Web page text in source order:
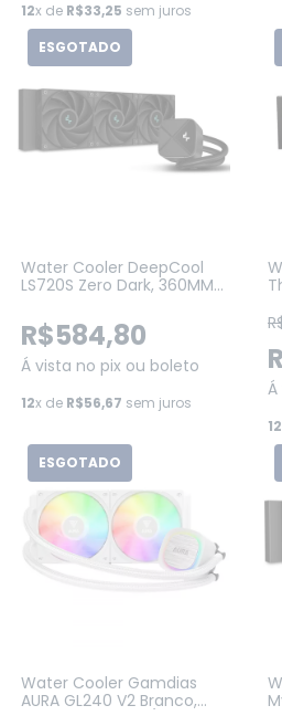
12x de R$33,25 sem juros
ESGOTADO
Water Cooler DeepCool
LS720S Zero Dark, 360MM,
1)
R$584,80
Á vista no pix ou boleto
12x de R$56,67 sem juros
12
ESGOTADO
Water Cooler Gamdias
AURA GL240 V2 Branco,